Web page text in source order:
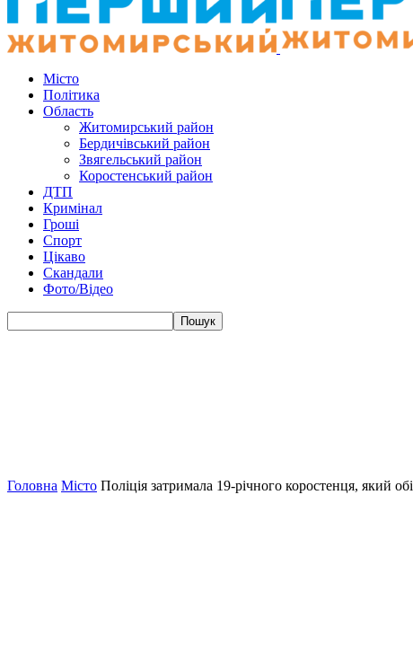
Місто
Політика
Область
Житомирський район
Бердичівський район
Звягельський район
Коростенський район
ДТП
Кримінал
Гроші
Спорт
Цікаво
Скандали
Фото/Відео
Головна Місто Поліція затримала 19-річного коростенця, який